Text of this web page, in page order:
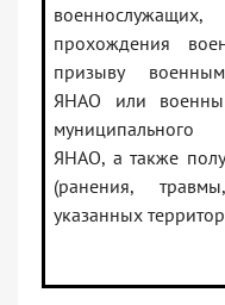
прохождения
призыву
ЯНАО или
ЯНАО, а также
(ранения,
указанных